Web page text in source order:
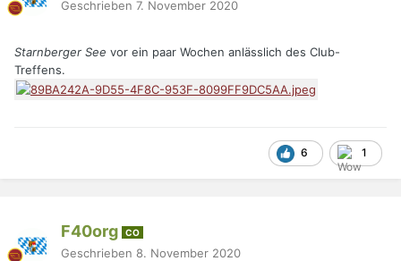
Geschrieben 7. November 2020
Starnberger See vor ein paar Wochen anlässlich des Club-
Treffens.
6 1
F40org CO
Geschrieben 8. November 2020